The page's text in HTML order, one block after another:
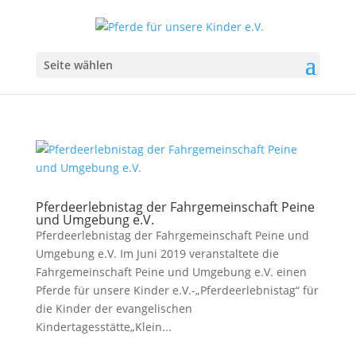
Seite wählen
Pferdeerlebnistag der Fahrgemeinschaft Peine
und Umgebung e.V.
Pferdeerlebnistag der Fahrgemeinschaft Peine und
Umgebung e.V. Im Juni 2019 veranstaltete die
Fahrgemeinschaft Peine und Umgebung e.V. einen
Pferde für unsere Kinder e.V.-„Pferdeerlebnistag“ für
die Kinder der evangelischen
Kindertagesstätte„Klein...